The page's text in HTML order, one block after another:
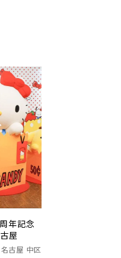
年記念
屋
名古屋 中区